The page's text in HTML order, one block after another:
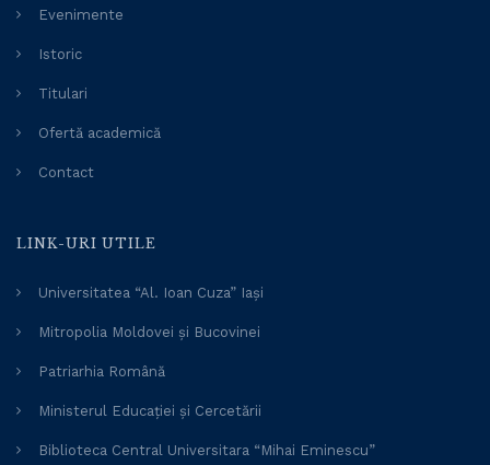
Evenimente
Istoric
Titulari
Ofertă academică
Contact
LINK-URI UTILE
Universitatea “Al. Ioan Cuza” Iași
Mitropolia Moldovei și Bucovinei
Patriarhia Română
Ministerul Educației și Cercetării
Biblioteca Central Universitara “Mihai Eminescu”